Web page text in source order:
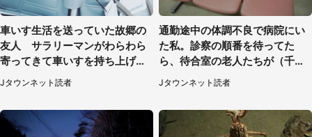
車いす生活を送っていた故郷の
友人 サラリーマンがわらわら
寄ってきて車いすを持ち上げ連
れて行った（福岡県・60代女
性）
Jタウンネット読者
通勤途中の体調不良で病院にい
た私。診察の順番を待ってた
ら、待合室の老人たちが（千葉
県・50代男性）
Jタウンネット読者